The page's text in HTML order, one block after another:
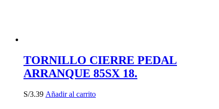
TORNILLO CIERRE PEDAL
ARRANQUE 85SX 18.
S/3.39 Añadir al carrito